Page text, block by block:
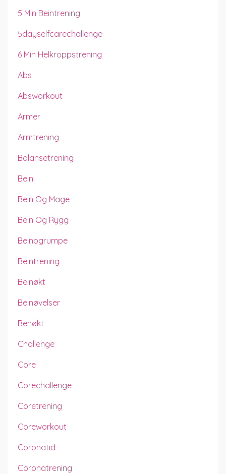
5 Min Beintrening
5dayselfcarechallenge
6 Min Helkroppstrening
Abs
Absworkout
Armer
Armtrening
Balansetrening
Bein
Bein Og Mage
Bein Og Rygg
Beinogrumpe
Beintrening
Beinøkt
Beinøvelser
Benøkt
Challenge
Core
Corechallenge
Coretrening
Coreworkout
Coronatid
Coronatrening